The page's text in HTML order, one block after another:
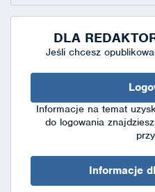
DLA
Jeśli chcesz
Informacje na temat
do logowania
Informacje